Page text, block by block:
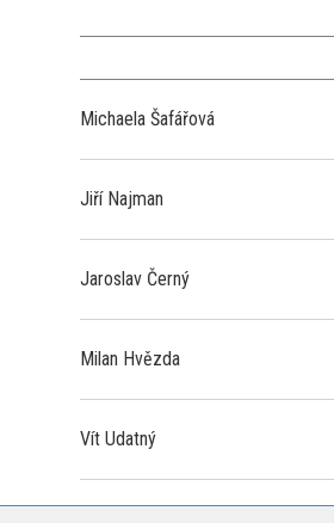
Michaela Šafářová
Jiří Najman
Jaroslav Černý
Milan Hvězda
Vít Udatný